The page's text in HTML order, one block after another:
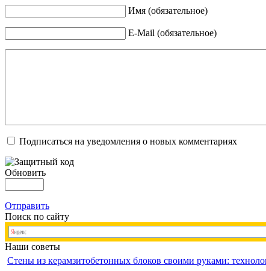
Имя (обязательное)
E-Mail (обязательное)
Подписаться на уведомления о новых комментариях
Обновить
Отправить
Поиск по сайту
Наши советы
Стены из керамзитобетонных блоков своими руками: